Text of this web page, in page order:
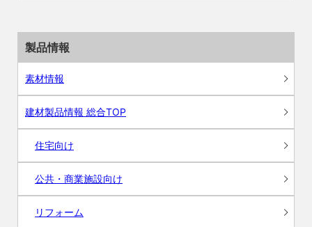
製品情報
素材情報
建材製品情報 総合TOP
住宅向け
公共・商業施設向け
リフォーム